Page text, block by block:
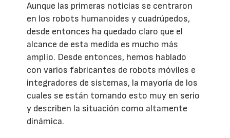
Aunque las primeras noticias se centraron
en los robots humanoides y cuadrúpedos,
desde entonces ha quedado claro que el
alcance de esta medida es mucho más
amplio. Desde entonces, hemos hablado
con varios fabricantes de robots móviles e
integradores de sistemas, la mayoría de los
cuales se están tomando esto muy en serio
y describen la situación como altamente
dinámica.